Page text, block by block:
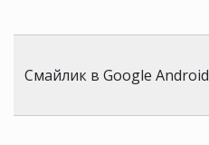
Смайлик в Google Android